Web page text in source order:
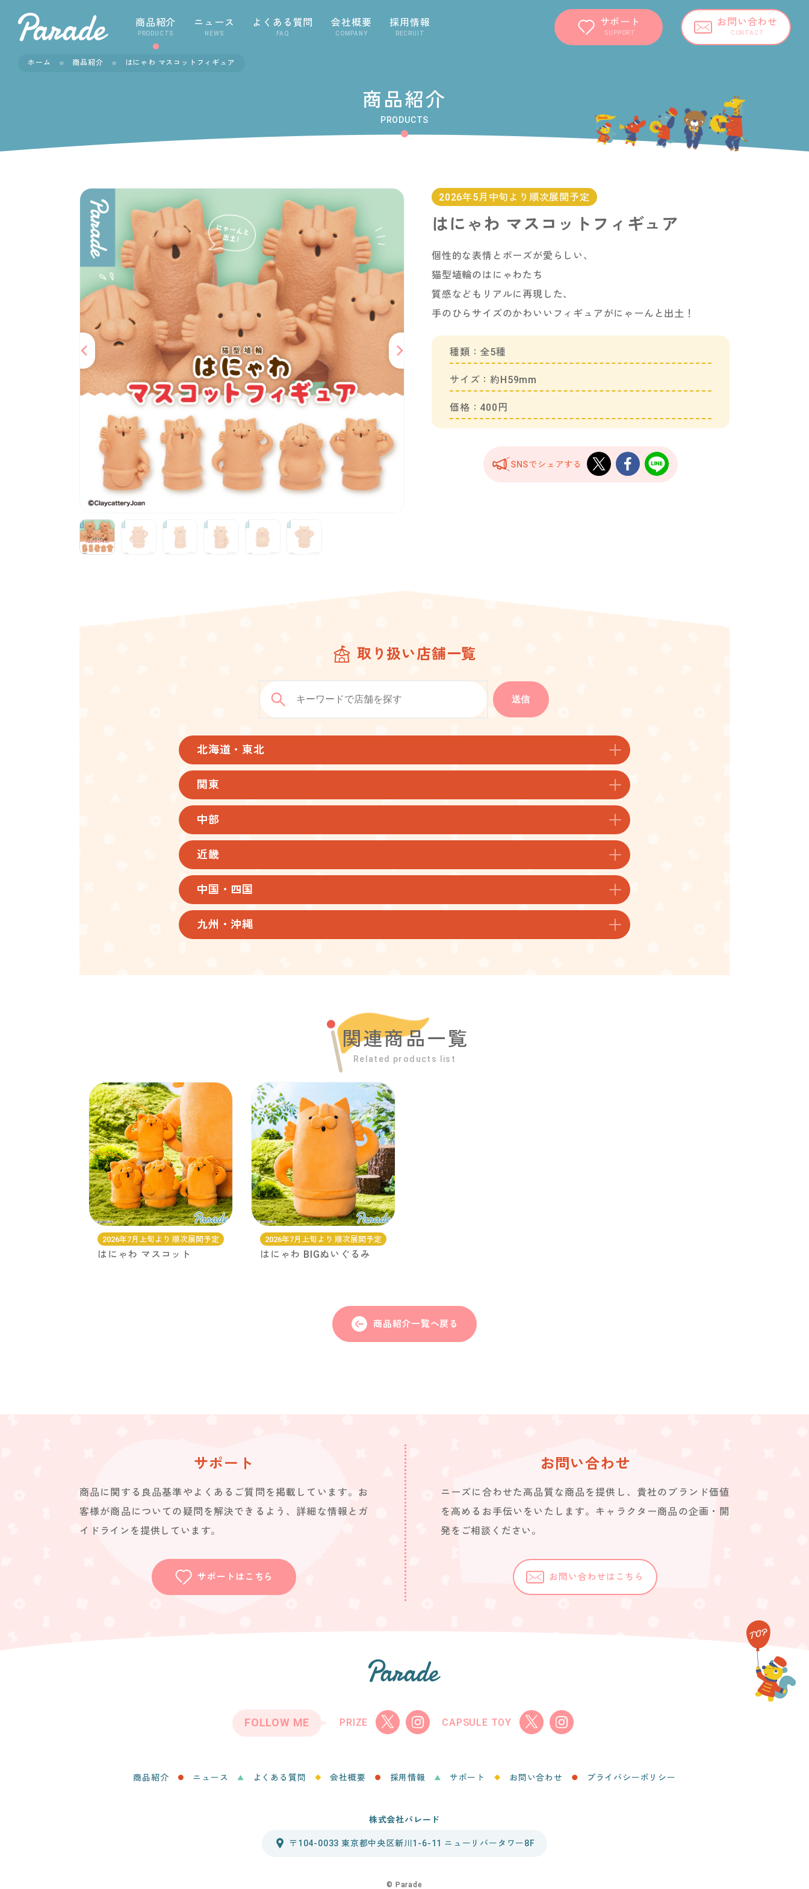
商品紹介
PRODUCTS
ニュース
NEWS
よくある質問
FAQ
会社概要
COMPANY
採用情報
RECRUIT
サポート
SUPPORT
お問い合わせ
CONTACT
ホーム 商品紹介 はにゃわ マスコットフィギュア
商品紹介
PRODUCTS
2026年5月中旬より順次展開予定
はにゃわ マスコットフィギュア
個性的な表情とポーズが愛らしい、
猫型埴輪のはにゃわたち
質感などもリアルに再現した、
手のひらサイズのかわいいフィギュアがにゃーんと出土！
種類：全5種
サイズ：約H59mm
価格：400円
SNSでシェアする
取り扱い店舗一覧
送信
北海道・東北
関東
中部
近畿
中国・四国
九州・沖縄
関連商品一覧
Related products list
2026年7月上旬より 順次展開予定
はにゃわ マスコット
2026年7月上旬より 順次展開予定
はにゃわ BIGぬいぐるみ
商品紹介一覧へ戻る
サポート
商品に関する良品基準やよくあるご質問を掲載しています。お
客様が商品についての疑問を解決できるよう、詳細な情報とガ
イドラインを提供しています。
サポートはこちら
お問い合わせ
ニーズに合わせた高品質な商品を提供し、貴社のブランド価値
を高めるお手伝いをいたします。キャラクター商品の企画・開
発をご相談ください。
お問い合わせはこちら
FOLLOW ME PRIZE CAPSULE TOY
商品紹介 ニュース よくある質問 会社概要 採用情報 サポート お問い合わせ プライバシーポリシー
株式会社パレード
〒104-0033 東京都中央区新川1-6-11 ニューリバータワー8F
©︎ Parade